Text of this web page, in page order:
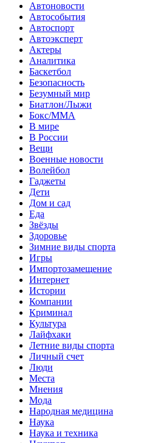
Автоновости
Автособытия
Автоспорт
Автоэксперт
Актеры
Аналитика
Баскетбол
Безопасность
Безумный мир
Биатлон/Лыжи
Бокс/MMA
В мире
В России
Вещи
Военные новости
Волейбол
Гаджеты
Дети
Дом и сад
Еда
Звёзды
Здоровье
Зимние виды спорта
Игры
Импортозамещение
Интернет
Истории
Компании
Криминал
Культура
Лайфхаки
Летние виды спорта
Личный счет
Люди
Места
Мнения
Мода
Народная медицина
Наука
Наука и техника